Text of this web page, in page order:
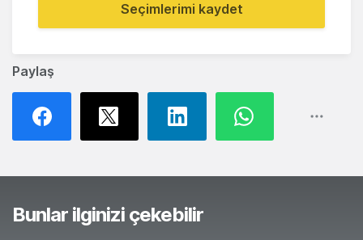
Paylaş
Seçimlerimi kaydet
Bunlar ilginizi çekebilir